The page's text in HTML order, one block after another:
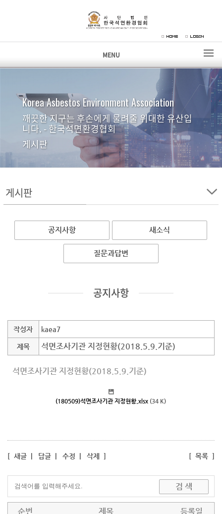
MENU
Korea Asbestos Environment Association
깨끗한 지구는 후손에게 물려줄 위대한 유산입
니다. - 한국석면환경협회
게시판
게시판
공지사항 새소식
질문과답변
공지사항
작성자 kaea7
제목 석면조사기관 지정현황(2018.5.9.기준)
석면조사기관 지정현황(2018.5.9.기준)
(180509)석면조사기관 지정현황.xlsx (34 K)
[ 새글| 답글| 수정 삭제 ] [ 목록]
순번 제목 등록일